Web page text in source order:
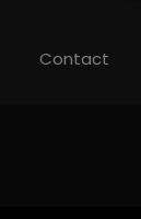
Contact